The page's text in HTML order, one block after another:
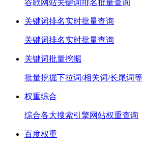
谷歌网站关键词排名批量查询
关键词排名实时批量查询
关键词排名实时批量查询
关键词批量挖掘
批量挖掘下拉词/相关词/长尾词等
权重综合
综合各大搜索引擎网站权重查询
百度权重